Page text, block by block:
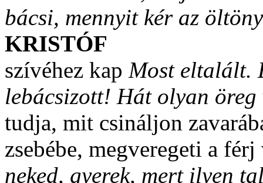
bácsi, mennyit kér az
KRISTÓF
szívéhez kap Most eltalált.
lebácsizott! Hát olyan öreg
tudja, mit csináljon
zsebébe, megveregeti a
neked, gyerek, mert ilyen